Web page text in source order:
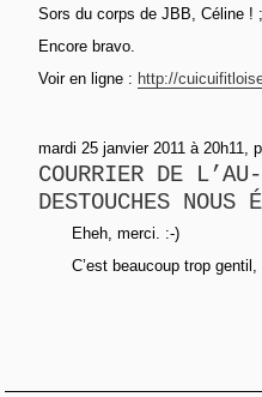
Sors du corps de JBB, Céline !
Encore bravo.
Voir en ligne : http://
mardi 25 janvier 2011 à 20h11,
COURRIER DE
DESTOUCHES
Eheh, merci. :-)
C’est beaucoup trop